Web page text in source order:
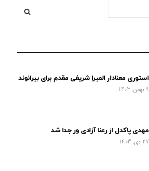
استوری معنادار المیرا شریفی مقدم برای بیرانوند
9 بهمن, 1403
مهدی پاکدل از رعنا آزادی ور جدا شد
27 دی, 1403